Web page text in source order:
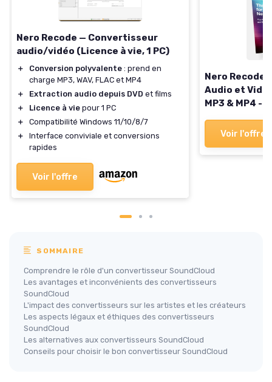
Nero Recode — Convertisseur
audio/vidéo (Licence à vie, 1 PC)
＋ Conversion polyvalente : prend en
charge MP3, WAV, FLAC et MP4
＋
Extraction audio depuis DVD et films
＋
Licence à vie pour 1 PC
＋
Compatibilité Windows 11/10/8/7
＋
Interface conviviale et conversions
rapides
Voir l'offre
Nero Recode
Audio et
MP3 & MP4 -
Licence à vie
11/10/8/7
Voir l'offre
SOMMAIRE
Comprendre le rôle d'un convertisseur SoundCloud
Les avantages et inconvénients des convertisseurs
SoundCloud
L'impact des convertisseurs sur les artistes et les créateurs
Les aspects légaux et éthiques des convertisseurs
SoundCloud
Les alternatives aux convertisseurs SoundCloud
Conseils pour choisir le bon convertisseur SoundCloud